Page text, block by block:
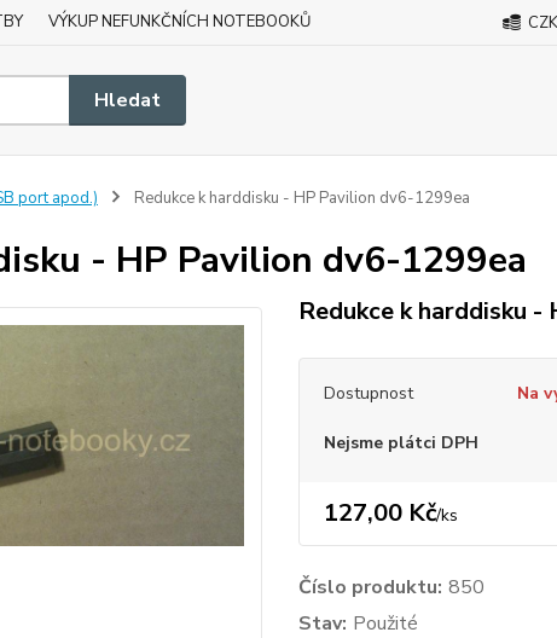
VÝKUP NEFUNKČNÍCH NOTEBOOKŮ
Hledat
port apod.) Redukce k harddisku - HP Pavilion dv6-1299ea
- HP Pavilion dv6-1299ea
Redukce k harddisku
Dostupnost Na
Nejsme plátci DPH
127,00 Kč/ks
Číslo produktu: 850
Stav: Použité